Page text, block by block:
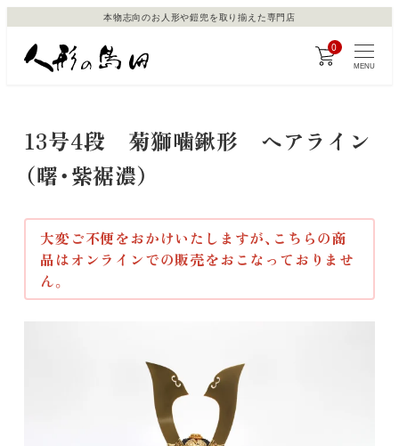
本物志向のお人形や鎧兜を取り揃えた専門店
0
MENU
13号4段 菊獅噛鍬形 ヘアライン
（曙・紫裾濃）
大変ご不便をおかけいたしますが、こちらの商
品はオンラインでの販売をおこなっておりませ
ん。